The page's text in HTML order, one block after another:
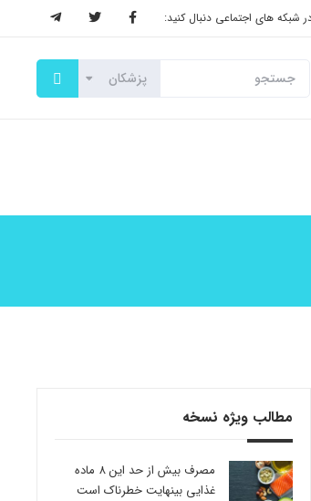
شبکه های اجتماعی دنبال کنید:
مطالب ویژه نسخه
مصرف بیش از حد این 8 ماده
غذایی بینهایت خطرناک است